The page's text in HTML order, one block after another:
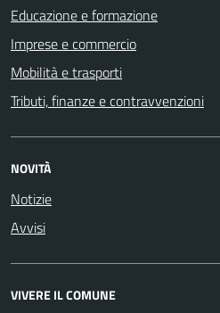
Educazione e formazione
Imprese e commercio
Mobilità e trasporti
Tributi, finanze e contravvenzioni
NOVITÀ
Notizie
Avvisi
VIVERE IL COMUNE